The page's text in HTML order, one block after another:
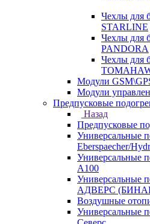
Чехлы для
STARLINE
Чехлы для
PANDORA
Чехлы для
Модули
Модули
Предпусковые
Назад
Предпусковые
Универсальные
Eberspaecher/
Универсальные
A100
Универсальные
АДВЕРС
Воздушные
Универсальные